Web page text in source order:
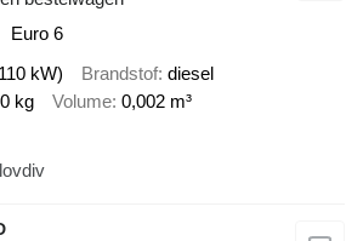
Euro 6
kW) Brandstof diesel
kg Volume 0,002 m³